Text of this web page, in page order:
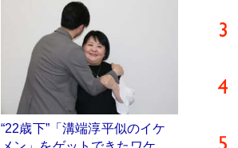
“22歳下”「溝端淳平似のイケ